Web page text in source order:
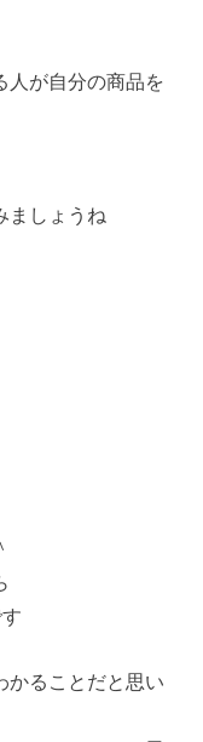
人が自分の商品を
ましょうね
かることだと思い